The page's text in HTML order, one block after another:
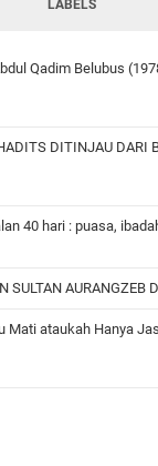
LABELS
Qadim Belubus
DITINJAU DARI
40 hari : puasa,
SULTAN AURANGZEB
Mati ataukah Hanya